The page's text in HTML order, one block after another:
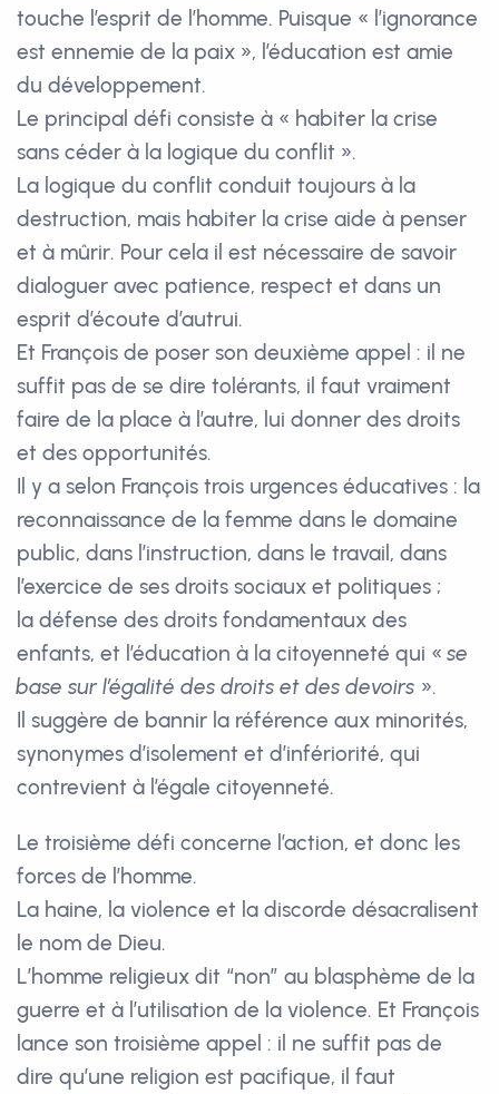
touche l’esprit de l’homme. Puisque « l’ignorance
est ennemie de la paix », l’éducation est amie
du développement.
Le principal défi consiste à « habiter la crise
sans céder à la logique du conflit ».
La logique du conflit conduit toujours à la
destruction, mais habiter la crise aide à penser
et à mûrir. Pour cela il est nécessaire de savoir
dialoguer avec patience, respect et dans un
esprit d’écoute d’autrui.
Et François de poser son deuxième appel : il ne
suffit pas de se dire tolérants, il faut vraiment
faire de la place à l’autre, lui donner des droits
et des opportunités.
Il y a selon François trois urgences éducatives : la
reconnaissance de la femme dans le domaine
public, dans l’instruction, dans le travail, dans
l’exercice de ses droits sociaux et politiques ;
la défense des droits fondamentaux des
enfants, et l’éducation à la citoyenneté qui «se
base sur l’égalité des droits et des devoirs ».
Il suggère de bannir la référence aux minorités,
synonymes d’isolement et d’infériorité, qui
contrevient à l’égale citoyenneté.
Le troisième défi concerne l’action, et donc les
forces de l’homme.
La haine, la violence et la discorde désacralisent
le nom de Dieu.
L’homme religieux dit “non” au blasphème de la
guerre et à l’utilisation de la violence. Et François
lance son troisième appel : il ne suffit pas de
dire qu’une religion est pacifique, il faut